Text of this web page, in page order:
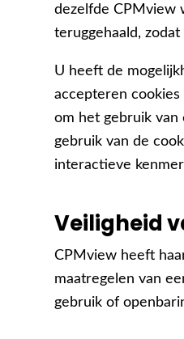
dezelfde CPMview
teruggehaald,
U heeft de
accepteren
om het gebruik van
gebruik van de
interactieve
Veiligheid
CPMview heeft
maatregelen van
gebruik of